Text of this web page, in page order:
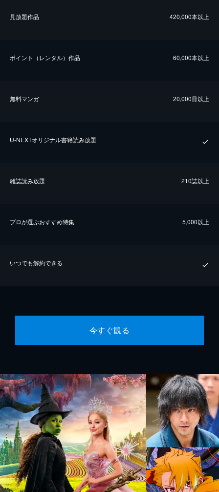
⾒放題作品 420,000本以上
ポイント（レンタル）作品 60,000本以上
無料マンガ 20,000冊以上
U-NEXTオリジナル書籍読み放題
雑誌読み放題 210誌以上
プロが選ぶおすすめ特集 5,000以上
いつでも解約できる
今すぐ観る